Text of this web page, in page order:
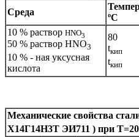
Среда
ºС
10 % раствор HNO3
50 % раствор HNO3
10 % - ная уксусная
кислота
80
tкип
tкип
Механические свойства
Х14Г14Н3Т ЭИ711 ) при Т=20